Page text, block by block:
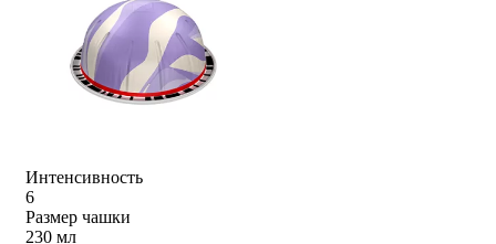
Интенсивность
6
Размер чашки
230 мл